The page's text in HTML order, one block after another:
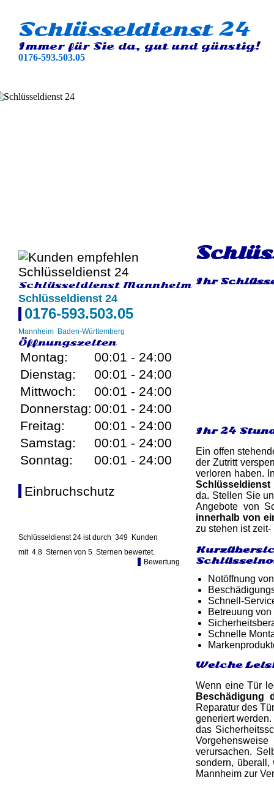
Schlüsseldienst 24
Immer für Sie da, gut und günstig!
0176-593.503.05
Schlüsseldienst Mannheim
Schlüsseldienst 24
0176-593.503.05
Mannheim Baden-Württemberg
Öffnungszeiten
Montag:
00:01 - 24:00
Dienstag:
00:01 - 24:00
Mittwoch:
00:01 - 24:00
Donnerstag: 00:01 - 24:00
Freitag:
00:01 - 24:00
Samstag:
00:01 - 24:00
Sonntag:
00:01 - 24:00
Einbruchschutz
Schlüsseldienst 24 ist durch 349 Kunden
mit 4.8 Sternen von 5 Sternen bewertet.
Bewertung
Ihr
Ihr 24
Ein offen
der Zutritt
verloren haben.
Schlüsseldienst
da. Stellen Sie
Angebote von
innerhalb von
zu stehen ist
Notöffnung
Schnell-
Betreuung
Schnelle
Welche
Wenn eine Tür
Beschädigung
Reparatur des
generiert
das
verursachen.
sondern, überall,
Mannheim zur